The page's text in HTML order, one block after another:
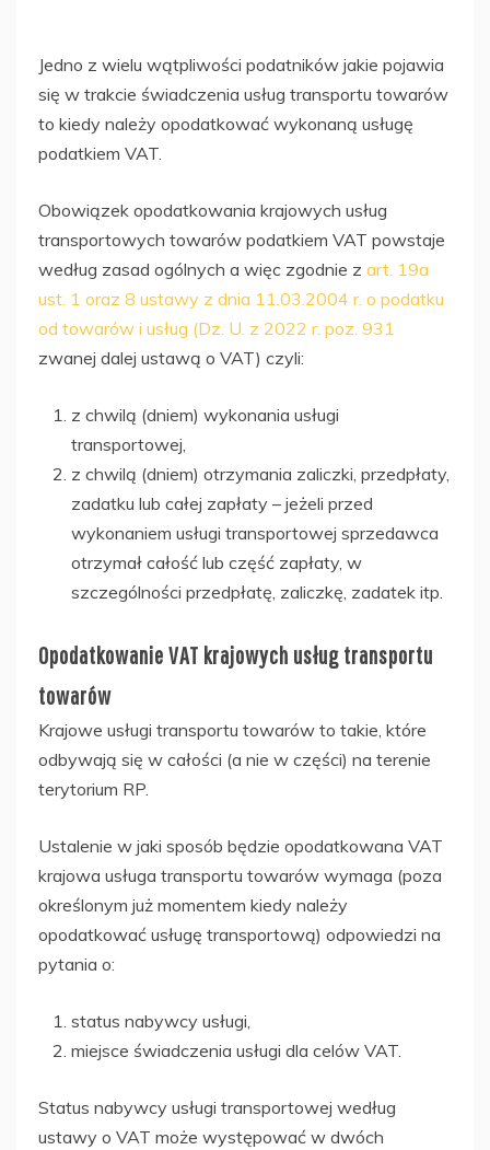
Jedno z wielu wątpliwości podatników jakie pojawia
się w trakcie świadczenia usług transportu towarów
to kiedy należy opodatkować wykonaną usługę
podatkiem VAT.
Obowiązek opodatkowania krajowych usług
transportowych towarów podatkiem VAT powstaje
według zasad ogólnych a więc zgodnie z art. 19a
ust. 1 oraz 8 ustawy z dnia 11.03.2004 r. o podatku
od towarów i usług (Dz. U. z 2022 r. poz. 931
zwanej dalej ustawą o VAT) czyli:
z chwilą (dniem) wykonania usługi
transportowej,
z chwilą (dniem) otrzymania zaliczki, przedpłaty,
zadatku lub całej zapłaty – jeżeli przed
wykonaniem usługi transportowej sprzedawca
otrzymał całość lub część zapłaty, w
szczególności przedpłatę, zaliczkę, zadatek itp.
Opodatkowanie VAT krajowych usług transportu
towarów
Krajowe usługi transportu towarów to takie, które
odbywają się w całości (a nie w części) na terenie
terytorium RP.
Ustalenie w jaki sposób będzie opodatkowana VAT
krajowa usługa transportu towarów wymaga (poza
określonym już momentem kiedy należy
opodatkować usługę transportową) odpowiedzi na
pytania o:
status nabywcy usługi,
miejsce świadczenia usługi dla celów VAT.
Status nabywcy usługi transportowej według
ustawy o VAT może występować w dwóch